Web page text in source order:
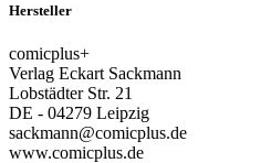
Hersteller
comicplus+
Verlag Eckart Sackmann
Lobstädter Str. 21
DE - 04279 Leipzig
sackmann@comicplus.de
www.comicplus.de